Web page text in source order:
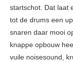
startschot. Dat laat
tot de drums een
snaren daar mooi
knappe opbouw
vuile noisesound,